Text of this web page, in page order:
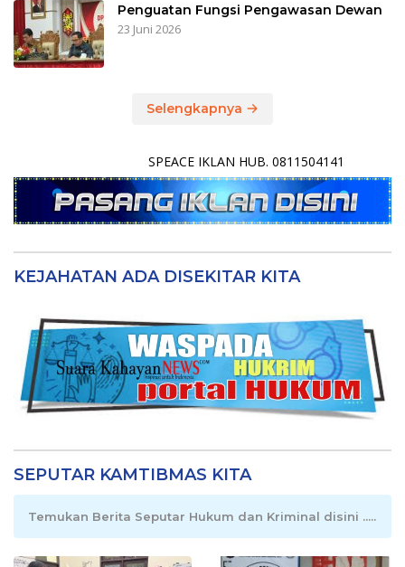
Penguatan Fungsi Pengawasan Dewan
23 Juni 2026
Selengkapnya
SPEACE IKLAN HUB. 0811504141
KEJAHATAN ADA DISEKITAR KITA
SEPUTAR KAMTIBMAS KITA
Temukan Berita Seputar Hukum dan Kriminal disini .....